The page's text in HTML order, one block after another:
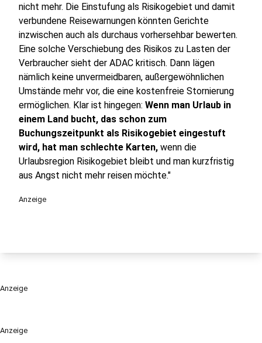
Anzeige
nicht mehr. Die Einstufung als Risikogebiet und damit
verbundene Reisewarnungen könnten Gerichte
inzwischen auch als durchaus vorhersehbar bewerten.
Eine solche Verschiebung des Risikos zu Lasten der
Verbraucher sieht der ADAC kritisch. Dann lägen
nämlich keine unvermeidbaren, außergewöhnlichen
Umstände mehr vor, die eine kostenfreie Stornierung
ermöglichen. Klar ist hingegen: Wenn man Urlaub in
einem Land bucht, das schon zum
Buchungszeitpunkt als Risikogebiet eingestuft
wird, hat man schlechte Karten, wenn die
Urlaubsregion Risikogebiet bleibt und man kurzfristig
aus Angst nicht mehr reisen möchte."
Anzeige
Anzeige